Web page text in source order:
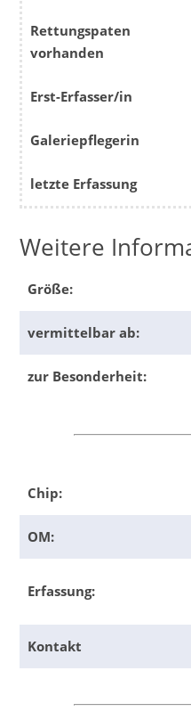
Rettungspaten
vorhanden
Erst-Erfasser/in
Galeriepflegerin
letzte Erfassung
Weitere
Größe:
vermittelbar ab:
zur Besonderheit:
Chip:
OM:
Erfassung:
Kontakt